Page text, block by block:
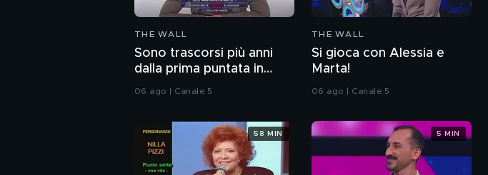
THE WALL
Sono trascorsi più anni
dalla prima puntata in
onda di...?
06 ago | Canale 5
THE WALL
Si gioca con Alessia e
Marta!
06 ago | Canale 5
58 MIN 5 MIN